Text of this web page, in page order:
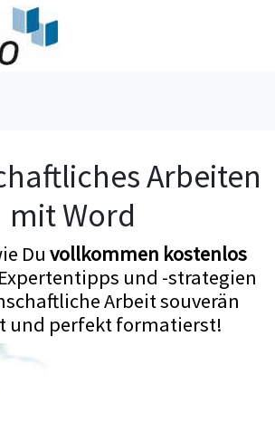
Arbeiten
mit Word
Du vollkommen kostenlos
und -strategien
Arbeit souverän
und perfekt formatierst!